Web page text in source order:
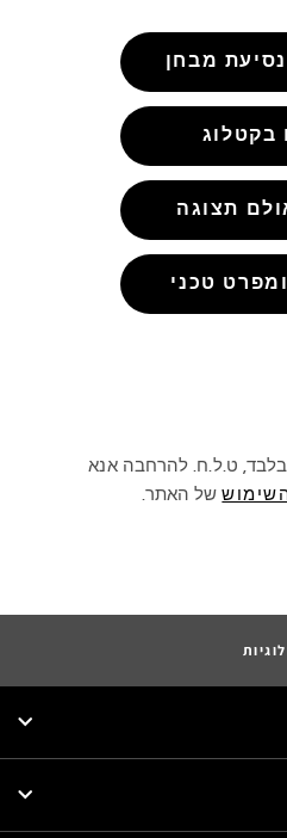
מבחן
בקטלוג
תצוגה
טכני
ט.ל.ח. להרחבה אנא
של האתר.